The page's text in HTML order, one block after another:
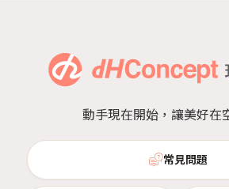
動手現在開始，讓美好在
常見問題